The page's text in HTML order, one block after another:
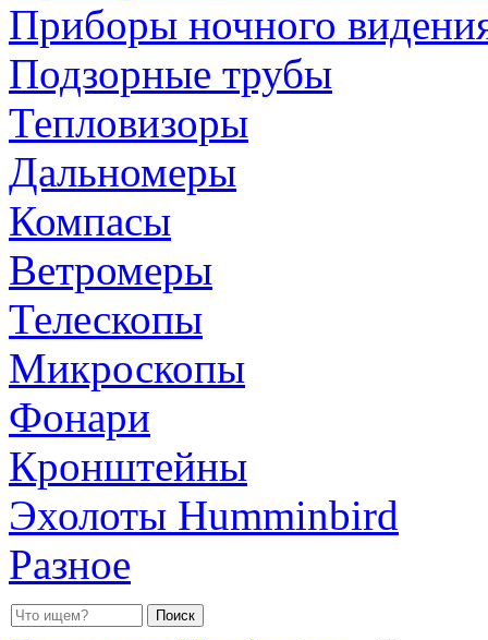
Приборы ночного
Подзорные трубы
Тепловизоры
Дальномеры
Компасы
Ветромеры
Телескопы
Микроскопы
Фонари
Кронштейны
Эхолоты Humminbird
Разное